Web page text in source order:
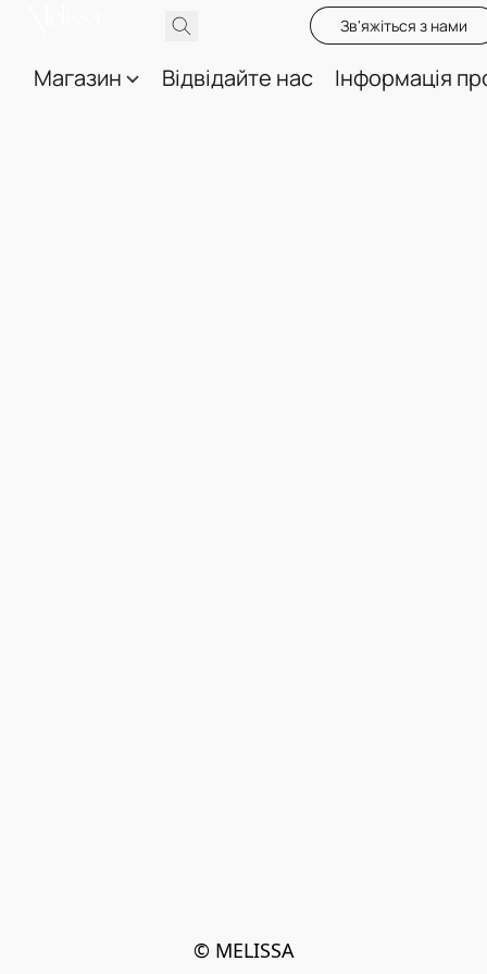
Зв'яжіться з нами
Магазин Відвідайте нас Інформація
© MELISSA